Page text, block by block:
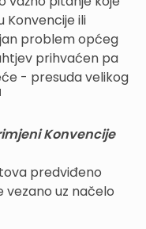
Konvencije ili
problem općeg
prihvaćen pa
- presuda velikog
Konvencije
predviđeno
vezano uz načelo